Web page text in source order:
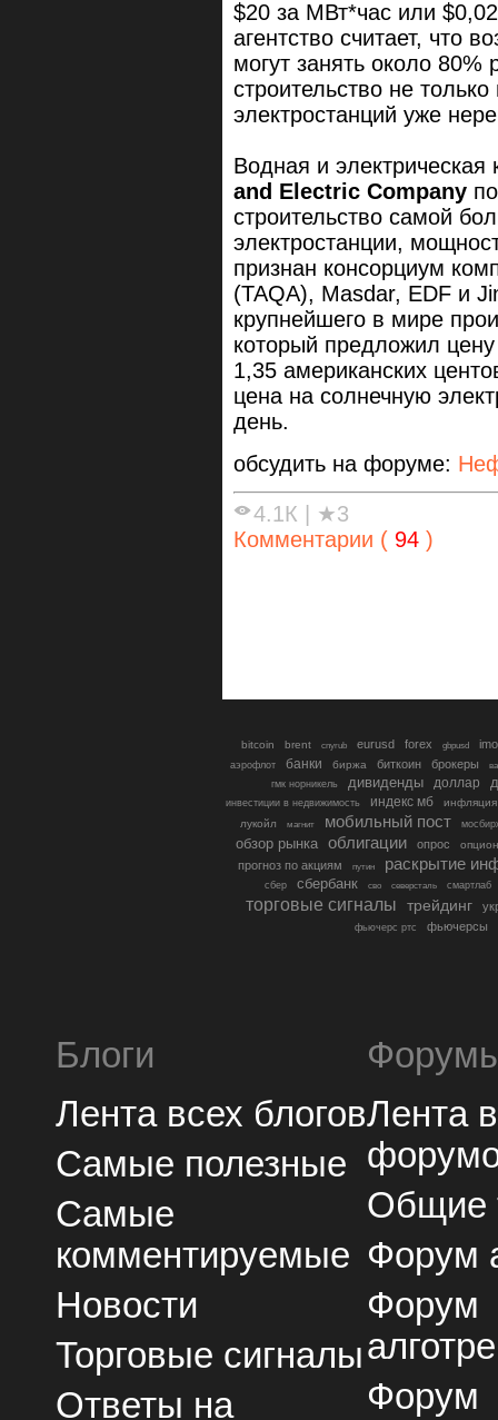
$20 за МВт*час или
агентство считает, что
могут занять около
строительство не
электростанций уже
Водная и
and Electric Company
строительство самой
электростанции,
признан консорциум
(TAQA), Masdar, EDF и
крупнейшего в мире
который предложил
1,35 американских
цена на солнечную
день.
обсудить на форуме:
4.1К
★3
Комментарии ( 94 )
bitcoin brent cnyrub eurusd forex gbpusd
аэрофлот банки биржа биткоин брокеры
гмк норникель
дивиденды доллар
инвестиции в недвижимость индекс мб
инфляция
лукойл
магнит мобильный пост
обзор рынка облигации опрос
прогноз по акциям путин раскрытие
сбер сбербанк сво северсталь смартлаб
торговые сигналы трейдинг
фьючерс ртс фьючерсы
Блоги
Лента всех блогов
Самые полезные
Самые
комментируемые
Новости
Торговые сигналы
Ответы на
Лента
Общие
Форум
Форум
Форум